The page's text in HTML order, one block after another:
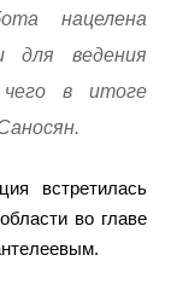
нацелена
для ведения
в итоге
встретилась
во главе